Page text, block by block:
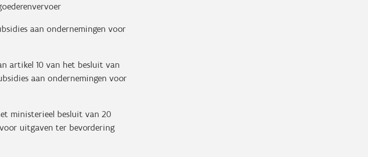
aan ondernemingen voor
artikel 10 van het besluit van
aan ondernemingen voor
ministerieel besluit van 20
uitgaven ter bevordering